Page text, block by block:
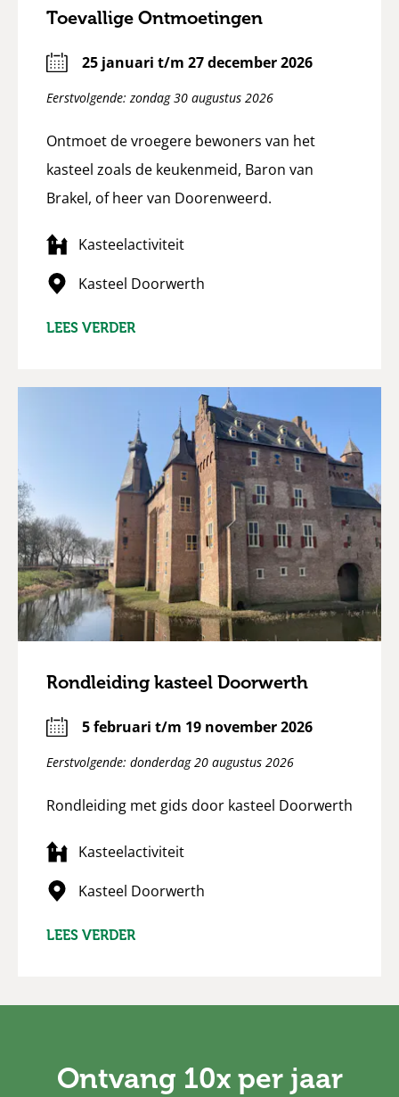
Toevallige Ontmoetingen
25 januari t/m 27 december 2026
Eerstvolgende: zondag 30 augustus 2026
Ontmoet de vroegere bewoners van het
kasteel zoals de keukenmeid, Baron van
Brakel, of heer van Doorenweerd.
Kasteelactiviteit
Kasteel Doorwerth
LEES VERDER
Rondleiding kasteel Doorwerth
5 februari t/m 19 november 2026
Eerstvolgende: donderdag 20 augustus 2026
Rondleiding met gids door kasteel Doorwerth
Kasteelactiviteit
Kasteel Doorwerth
LEES VERDER
Ontvang 10x per jaar